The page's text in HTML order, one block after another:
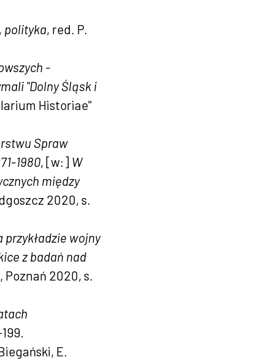
polityka, red. P.
-
"Dolny Śląsk i
Historiae"
Spraw
1980, [w:] W
między
2020, s.
wojny
z badań nad
Poznań 2020, s.
E.